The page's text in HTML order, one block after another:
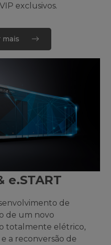
exclusivos.
mais
e.START
de
de um novo
totalmente elétrico,
a reconversão de